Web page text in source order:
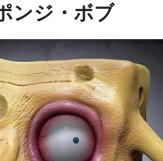
ンジ・ボブ